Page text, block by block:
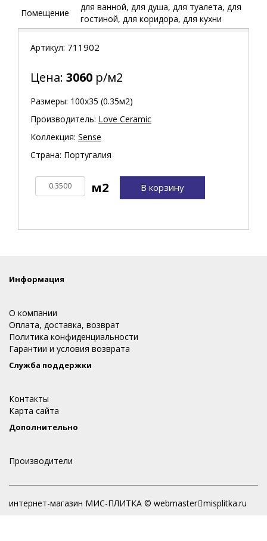
Помещение
для ванной, для душа, для туалета, для
гостиной, для коридора, для кухни
Артикул: 711902
Цена: 3060 р/м2
Размеры: 100х35 (0.35м2)
Производитель: Love Ceramic
Коллекция: Sense
Страна: Португалия
В корзину
Информация
О компании
Оплата, доставка, возврат
Политика конфиденциальности
Гарантии и условия возврата
Служба поддержки
Контакты
Карта сайта
Дополнительно
Производители
интернет-магазин МИС-ПЛИТКА © webmaster misplitka.ru